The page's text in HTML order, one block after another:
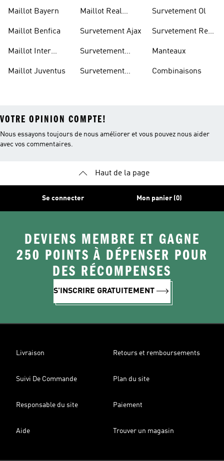
Maillot Bayern
Maillot Benfica
Maillot Inter
Maillot Juventus
Maillot Real
Survetement Ajax
Survetement
Survetement
United
Survetement Ol
Survetement Real
Manteaux
Combinaisons
VOTRE OPINION COMPTE!
Nous essayons toujours de nous améliorer et vous pouvez nous aider
avec vos commentaires.
Haut de la page
Se connecter Mon panier (0)
DEVIENS MEMBRE ET GAGNE
250 POINTS À DÉPENSER POUR
DES RÉCOMPENSES
S'INSCRIRE GRATUITEMENT
Livraison Retours et remboursements
Suivi De Commande Plan du site
Responsable du site Paiement
Aide Trouver un magasin